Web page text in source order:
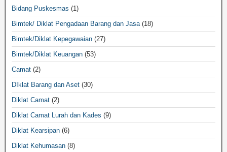
Bidang Puskesmas (1)
Bimtek/ Diklat Pengadaan Barang dan Jasa(18)
Bimtek/Diklat Kepegawaian (27)
Bimtek/Diklat Keuangan (53)
Camat (2)
DIklat Barang dan Aset (30)
Diklat Camat (2)
Diklat Camat Lurah dan Kades (9)
Diklat Kearsipan (6)
Diklat Kehumasan (8)